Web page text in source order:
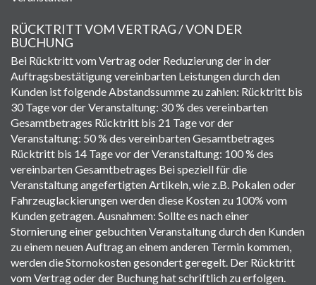
RÜCKTRITT VOM VERTRAG / VON DER
BUCHUNG
Bei Rücktritt vom Vertrag oder Reduzierung der in der
Auftragsbestätigung vereinbarten Leistungen durch den
Kunden ist folgende Abstandssumme zu zahlen: Rücktritt bis
30 Tage vor der Veranstaltung: 30 % des vereinbarten
Gesamtbetrages Rücktritt bis 21 Tage vor der
Veranstaltung: 50 % des vereinbarten Gesamtbetrages
Rücktritt bis 14 Tage vor der Veranstaltung: 100 % des
vereinbarten Gesamtbetrages Bei speziell für die
Veranstaltung angefertigten Artikeln, wie z.B. Pokalen oder
Fahrzeuglackierungen werden diese Kosten zu 100% vom
Kunden getragen. Ausnahmen: Sollte es nach einer
Stornierung einer gebuchten Veranstaltung durch den Kunden
zu einem neuen Auftrag an einem anderen Termin kommen,
werden die Stornokosten gesondert geregelt. Der Rücktritt
vom Vertrag oder der Buchung hat schriftlich zu erfolgen.